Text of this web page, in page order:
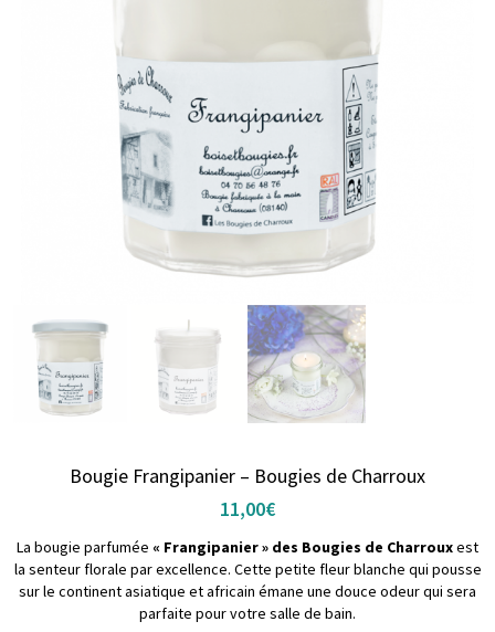
Bougie Frangipanier – Bougies de Charroux
11,00€
La bougie parfumée « Frangipanier » des Bougies de Charrouxest
la senteur florale par excellence. Cette petite fleur blanche qui pousse
sur le continent asiatique et africain émane une douce odeur qui sera
parfaite pour votre salle de bain.